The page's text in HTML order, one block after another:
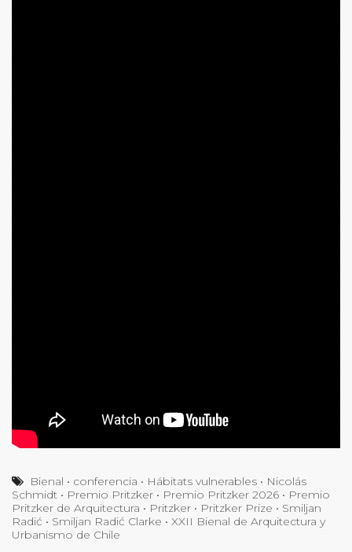
Bienal • conferencia • Hábitats vulnerables • Nicolás
Schmidt • Premio Pritzker • Premio Pritzker 2026 • Premio
Pritzker de Arquitectura • Pritzker • Pritzker Prize • Smiljan
Radić • Smiljan Radić Clarke • XXII Bienal de Arquitectura y
Urbanismo de Chile